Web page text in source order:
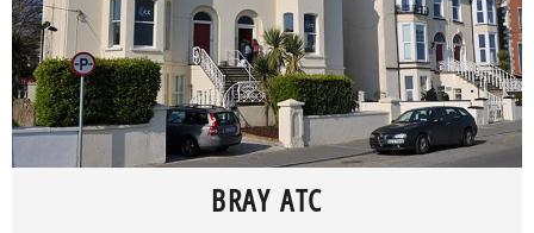
BRAY ATC